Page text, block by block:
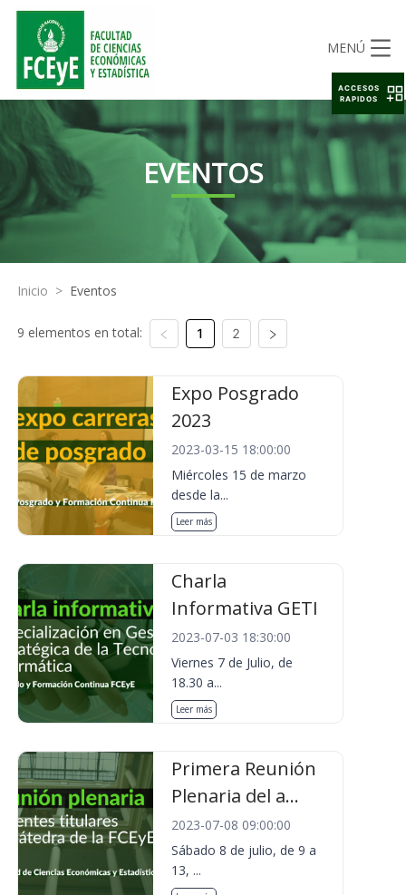
MENÚ
EVENTOS
Inicio > Eventos
9 elementos en total: 1 2
Expo Posgrado
2023
2023-03-15 18:00:00
Miércoles 15 de marzo
desde la...
Leer más
Charla
Informativa GETI
2023-07-03 18:30:00
Viernes 7 de Julio, de
18.30 a...
Leer más
Primera Reunión
Plenaria del a...
2023-07-08 09:00:00
Sábado 8 de julio, de 9 a
13, ...
ACCESOS
RAPIDOS